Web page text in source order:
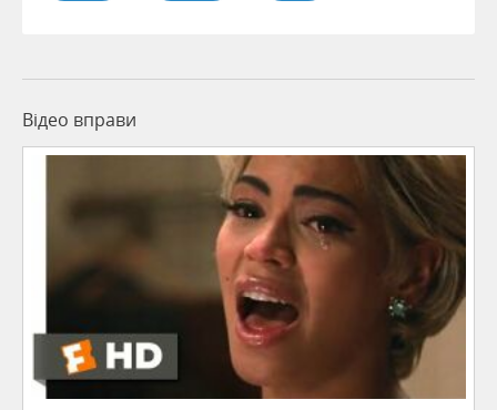
Відео вправи